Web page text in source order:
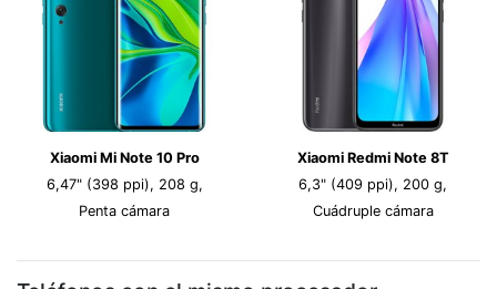
Xiaomi Mi Note 10 Pro
6,47" (398 ppi), 208 g,
Penta cámara
Xiaomi Redmi Note 8T
6,3" (409 ppi), 200 g,
Cuádruple cámara